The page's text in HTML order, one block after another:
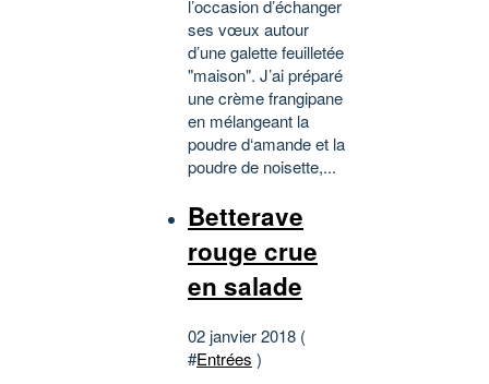
l’occasion d’échanger
ses vœux autour
d’une galette feuilletée
"maison". J’ai préparé
une crème frangipane
en mélangeant la
poudre d‘amande et la
poudre de noisette,...
Betterave
rouge crue
en salade
02 janvier 2018 (
#Entrées )